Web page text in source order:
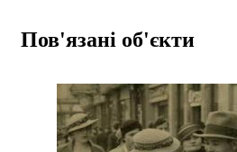
Пов'язані об'єкти